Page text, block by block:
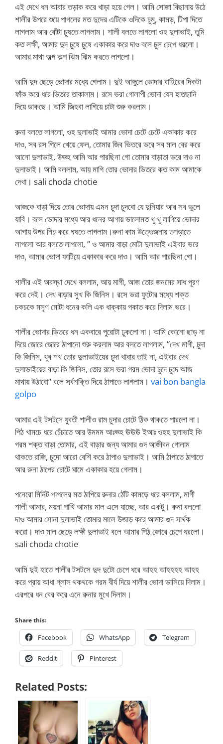
এই দেখে ধন আবার তড়াক করে খাড়া হয়ে গেল। আমি সোজা বিছানায় উঠে
শালীর উপরে শুয়ে পাগলের মত দুদের এটিকে ওদিকে চুমু, কামড়, টিপা দিতে
লাগলাম আর বোঁটা চুষতে লাগলাম। শালী বলতে লাগলো ওহ দুলাভাই, তুমি
কত লক্ষী, আমার দুদ চুষে চুষে একাকার করে দাও বলে চুল চেপে ধরলো।
আমার মাথা অল্প অল্প ঝিম ঝিম করতে লাগলো।
আমি দুদ ছেড়ে ভোদার মধ্যে গেলাম। দুই আঙ্গুলে ভোদার বাহিরের দিকটা
ফাঁক করে ধরে ভিতরে তাকালাম। রসে ভরা গোলাপী ভোদা যেন হাতছানি
দিয়ে ডাকছে। আমি জিহবা লাগিয়ে চাটা শুরু করলাম।
রুনা বলতে লাগলো, ওহ দুলাভাই আমার ভোদা চেটে চেটে একাকার করে
দাও, সব রস গিলে খেয়ে ফেল, তোমার জিব ভিতরে ভরে সব মাল বের করে
আনো দুলাভাই, উহ্হ্হ আমি আর পারছিনা গো তোমার বাড়াতা ভরে দাও না
দুলাভাই। আমি বললাম, আয় মাগি তোর ভোদার ভিতরে কত কাম আমাকে
দেখা। sali choda chotie
আজকে বাড়া দিয়ে তোর ভোদায় এমন চুদা চুদবো যে দুনিয়ার আর সব ভুলে
যাবি। বলে ভোদার মধ্যে আর ধনের আগায় ভালোমত থু থু লাগিয়ে ভোদার
আগায় উপর নিচ করে ঘষতে লাগলাম।রুনা কাম উত্তেজনায় তপড়াতে
লাগলো আর বলতে লাগলো, ” ও আমার বাড়া মোটা দুলাভাই এইবার ভরে
দাও, আমার ভোদা ফাটিয়ে একাকার করে দাও। আমি আর পারছিনা গো।
শালীর এই অবস্থা দেখে বললাম, আয় মাগী, আজ তোর জনমের সাধ পূরণ
করে দেই। দেখ বাড়ার সুখ কি জিনিস। রসে ভরা ফুটোর মধ্যে শক্ত
চকচকে মসৃণ মোটা ধনের কলি এক ধাক্কায় পকাত করে দিলাম ভরে।
শালীর ভোদার ভিতরে ধন একবারে পুরোটা ঢুকলো না। আমি কোনো ছাড় না
দিয়ে জোরে জোরে ঠাপানো শুরু করলাম আর বলতে লাগলাম, ”দেখ মাগী, চুদা
কি জিনিস, খুব শখ তোর দুলাভাইয়ের চুদা খাবার তাই না, এইবার দেখ
দুলাভাইয়ের বাড়া কি জিনিস, তোর রসে ভরা গরম ভোদা চুদে চুদে আজ
মাথায় উঠাবো” বলে সর্বশক্তি দিয়ে ঠাপাতে লাগলাম। vai bon bangla
golpo
আমার এই টসটসে যুবতী শালীও রাম চুদার চোটে ঠিক থাকতে পারলো না।
পিঠ খামচে ধরে চেঁচাতে আর উমমম আঃহ্হ্হ ঊঊঊ ইআঃ ওহহ দুলাভাই কি
গরম শক্ত বাড়া তোমার, এই বাড়ার জন্য আমার গুদ আজীবন গোলাম
থাকতে রাজি, চুদো আরো বেশি করে ঠাপাও দুলাভাই। আমি ঠাপাতে ঠাপাতে
আর রুনা ঠাপের চোটে ঘামে একাকার হয়ে গেলাম।
পনেরো মিনিট পাগলের মত ঠাপিয়ে রুনার ঠোঁট কামড়ে ধরে বললাম, মাগী
শালী আমার, ময়না পাখি আমার মাল এসে যাচ্ছে, আর একটু। রুনা বললো
দাও আমার সোনা দুলাভাই তোমার মালে উজাড় করে আমার গুদ সার্থক
করো। দাও মাল ছেড়ে লক্ষী দুলাভাই বলে আমার পিঠ জোরে চেপে ধরলো।
sali choda chotie
আমি দুই হাতে শালীর টসটসে দুদ দুটো চেপে ধরে আহহ আহহহহ আহহ
করে প্রায় আধা গ্লাস থকথকে গরম বীর্য দিয়ে শালীর ভোদা ভাসিয়ে দিলাম।
এরপরে ধন বের করে এনে রুনার মুখে দিলাম।
Share this:
Facebook WhatsApp Telegram
Reddit Pinterest
Related Posts: